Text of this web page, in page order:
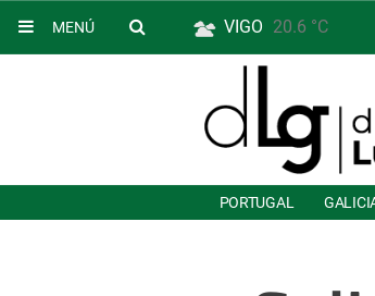
MENÚ VIGO 20.6 °C
PORTUGAL